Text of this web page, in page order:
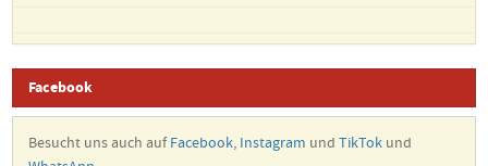
Facebook
Besucht uns auch aufFacebook,Instagram undTikTokund